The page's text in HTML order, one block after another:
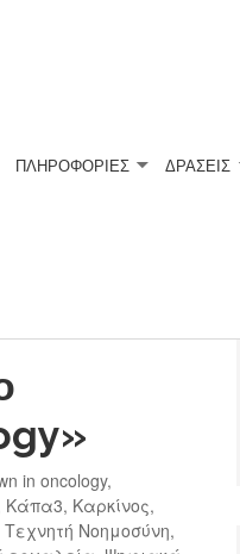
ΠΛΗΡΟΦΟΡΙΕΣ ΔΡΑΣΕΙΣ
in oncology,
Κάπα3, Καρκίνος,
Τεχνητή Νοημοσύνη,